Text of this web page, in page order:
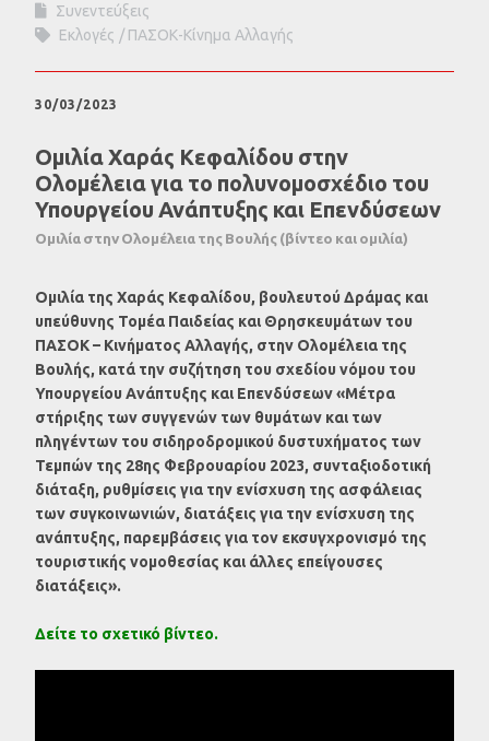
Συνεντεύξεις
Εκλογές
ΠΑΣΟΚ-Κίνημα Αλλαγής
30/03/2023
Ομιλία Χαράς Κεφαλίδου στην
Ολομέλεια για το πολυνομοσχέδιο του
Υπουργείου Ανάπτυξης και Επενδύσεων
Ομιλία στην Ολομέλεια της Βουλής (βίντεο και ομιλία)
Ομιλία της Χαράς Κεφαλίδου, βουλευτού Δράμας και
υπεύθυνης Τομέα Παιδείας και Θρησκευμάτων του
ΠΑΣΟΚ – Κινήματος Αλλαγής, στην Ολομέλεια της
Βουλής, κατά την συζήτηση του σχεδίου νόμου του
Υπουργείου Ανάπτυξης και Επενδύσεων «Μέτρα
στήριξης των συγγενών των θυμάτων και των
πληγέντων του σιδηροδρομικού δυστυχήματος των
Τεμπών της 28ης Φεβρουαρίου 2023, συνταξιοδοτική
διάταξη, ρυθμίσεις για την ενίσχυση της ασφάλειας
των συγκοινωνιών, διατάξεις για την ενίσχυση της
ανάπτυξης, παρεμβάσεις για τον εκσυγχρονισμό της
τουριστικής νομοθεσίας και άλλες επείγουσες
διατάξεις».
Δείτε το σχετικό βίντεο.